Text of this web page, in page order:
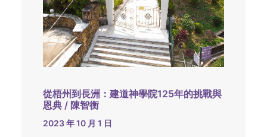
從梧州到長洲：建道神學院125年的挑戰與
恩典 / 陳智衡
2023 年 10 月 1 日